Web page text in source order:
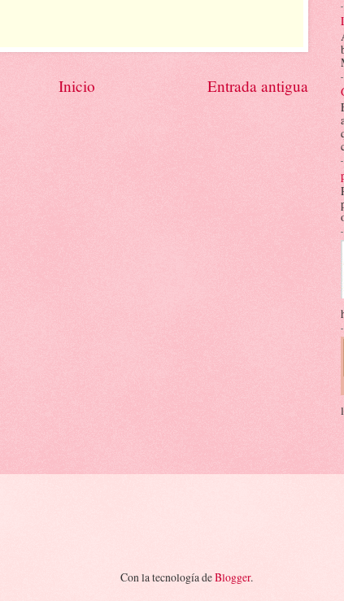
Entrada antigua
Inicio
Con la tecnología deBlogger.